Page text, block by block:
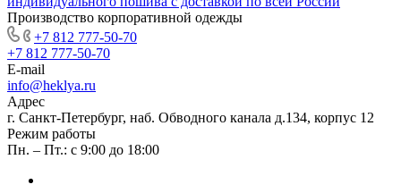
Производство корпоративной одежды
+7 812 777-50-70
+7 812 777-50-70
E-mail
info@heklya.ru
Адрес
г. Санкт-Петербург, наб. Обводного канала д.134, корпус 12
Режим работы
Пн. – Пт.: с 9:00 до 18:00